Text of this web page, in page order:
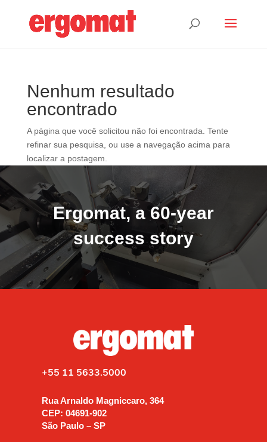
Nenhum resultado
encontrado
A página que você solicitou não foi encontrada. Tente
refinar sua pesquisa, ou use a navegação acima para
localizar a postagem.
Ergomat, a 60-year
success story
+55 11 5633.5000
Rua Arnaldo Magniccaro, 364
CEP: 04691-902
São Paulo – SP